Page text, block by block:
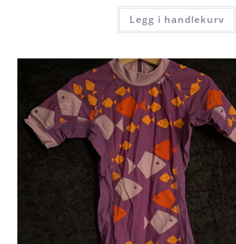
Legg i handlekurv